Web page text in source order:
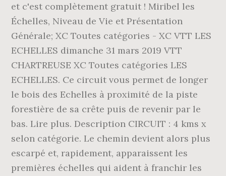
et c'est complètement gratuit ! Miribel les
Échelles, Niveau de Vie et Présentation
Générale; XC Toutes catégories - XC VTT LES
ECHELLES dimanche 31 mars 2019 VTT
CHARTREUSE XC Toutes catégories LES
ECHELLES. Ce circuit vous permet de longer
le bois des Echelles à proximité de la piste
forestière de sa crête puis de revenir par le
bas. Lire plus. Description CIRCUIT : 4 kms x
selon catégorie. Le chemin devient alors plus
escarpé et, rapidement, apparaissent les
premières échelles qui aident à franchir les